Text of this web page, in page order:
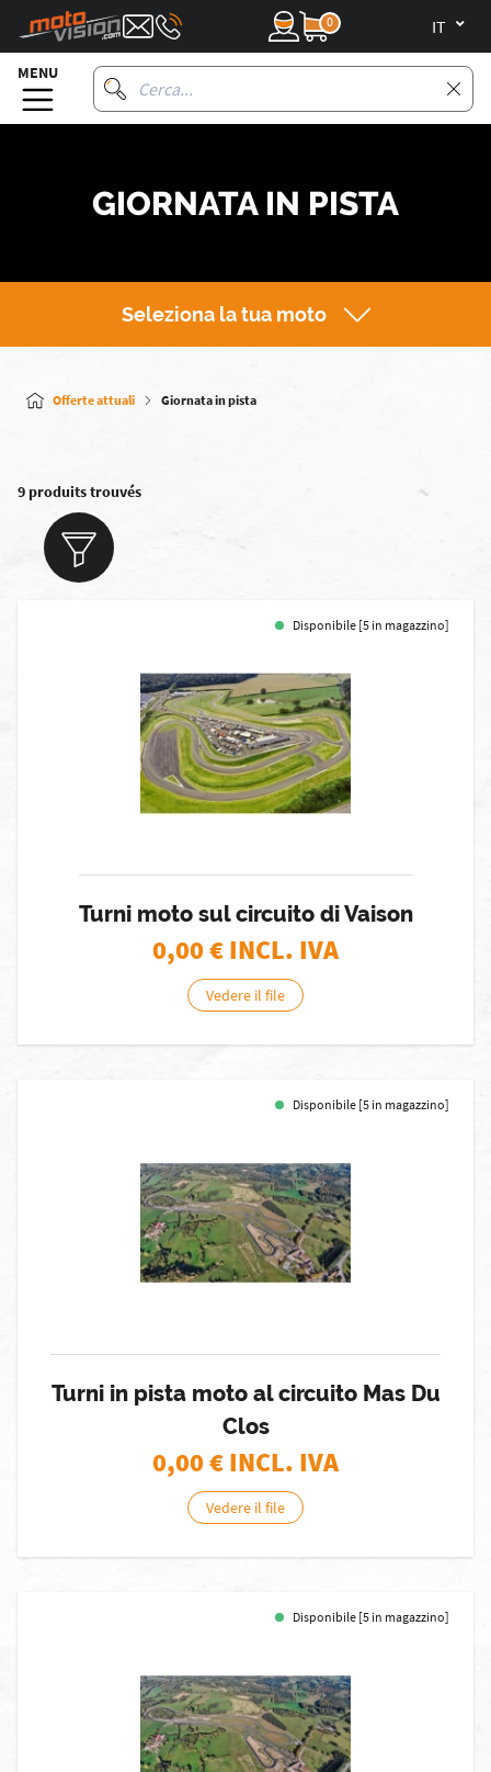
0
MENU
GIORNATA IN PISTA
Seleziona la tua moto
Offerte attuali Giornata in pista
9 produits trouvés
Disponibile [5 in magazzino]
Turni moto sul circuito di Vaison
0,00€ INCL. IVA
Vedere il file
Disponibile [5 in magazzino]
Turni in pista moto al circuito Mas Du
Clos
0,00€ INCL. IVA
Vedere il file
Disponibile [5 in magazzino]